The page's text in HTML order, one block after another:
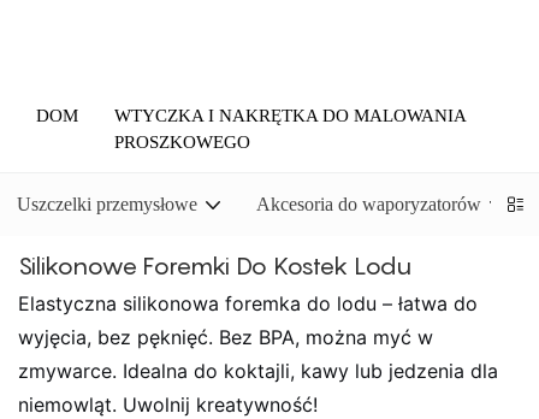
DOM
WTYCZKA I NAKRĘTKA DO MALOWANIA
PROSZKOWEGO
Uszczelki przemysłowe Akcesoria do waporyzatorów
Silikonowe Foremki Do Kostek Lodu
Elastyczna silikonowa foremka do lodu – łatwa do
wyjęcia, bez pęknięć. Bez BPA, można myć w
zmywarce. Idealna do koktajli, kawy lub jedzenia dla
niemowląt. Uwolnij kreatywność!